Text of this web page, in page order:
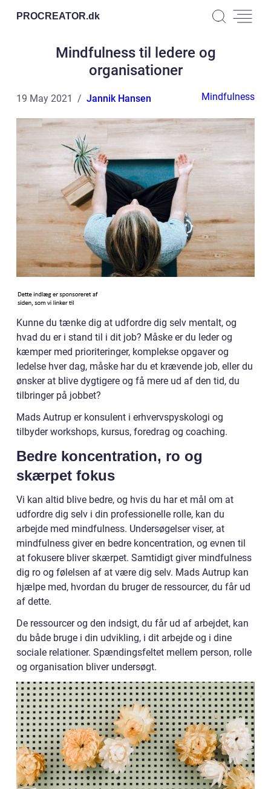
PROCREATOR.dk
Mindfulness til ledere og
organisationer
19 May 2021 Jannik Hansen Mindfulness
Kunne du tænke dig at udfordre dig selv mentalt, og
hvad du er i stand til i dit job? Måske er du leder og
kæmper med prioriteringer, komplekse opgaver og
ledelse hver dag, måske har du et krævende job, eller du
ønsker at blive dygtigere og få mere ud af den tid, du
tilbringer på jobbet?
Mads Autrup er konsulent i erhvervspyskologi og
tilbyder workshops, kursus, foredrag og coaching.
Bedre koncentration, ro og
skærpet fokus
Vi kan altid blive bedre, og hvis du har et mål om at
udfordre dig selv i din professionelle rolle, kan du
arbejde med mindfulness. Undersøgelser viser, at
mindfulness giver en bedre koncentration, og evnen til
at fokusere bliver skærpet. Samtidigt giver mindfulness
dig ro og følelsen af at være dig selv. Mads Autrup kan
hjælpe med, hvordan du bruger de ressourcer, du får ud
af dette.
De ressourcer og den indsigt, du får ud af arbejdet, kan
du både bruge i din udvikling, i dit arbejde og i dine
sociale relationer. Spændingsfeltet mellem person, rolle
og organisation bliver undersøgt.